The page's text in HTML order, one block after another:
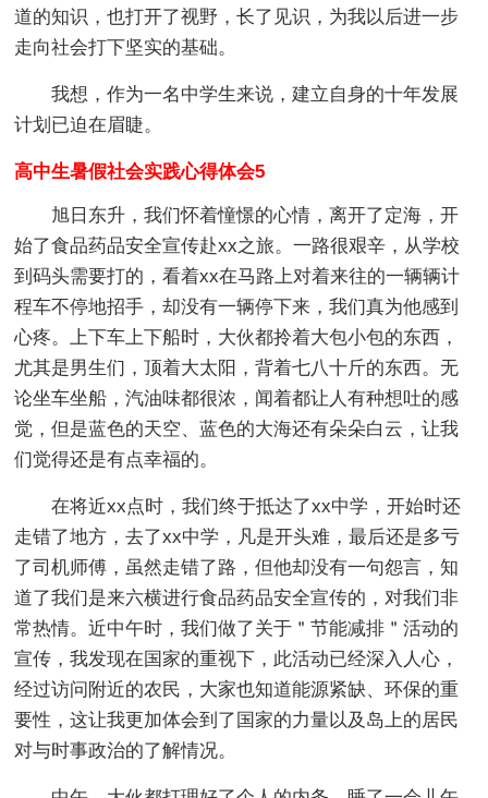
道的知识，也打开了视野，长了见识，为我以后进一步
走向社会打下坚实的基础。
我想，作为一名中学生来说，建立自身的十年发展
计划已迫在眉睫。
高中生暑假社会实践心得体会5
旭日东升，我们怀着憧憬的心情，离开了定海，开
始了食品药品安全宣传赴xx之旅。一路很艰辛，从学校
到码头需要打的，看着xx在马路上对着来往的一辆辆计
程车不停地招手，却没有一辆停下来，我们真为他感到
心疼。上下车上下船时，大伙都拎着大包小包的东西，
尤其是男生们，顶着大太阳，背着七八十斤的东西。无
论坐车坐船，汽油味都很浓，闻着都让人有种想吐的感
觉，但是蓝色的天空、蓝色的大海还有朵朵白云，让我
们觉得还是有点幸福的。
在将近xx点时，我们终于抵达了xx中学，开始时还
走错了地方，去了xx中学，凡是开头难，最后还是多亏
了司机师傅，虽然走错了路，但他却没有一句怨言，知
道了我们是来六横进行食品药品安全宣传的，对我们非
常热情。近中午时，我们做了关于＂节能减排＂活动的
宣传，我发现在国家的重视下，此活动已经深入人心，
经过访问附近的农民，大家也知道能源紧缺、环保的重
要性，这让我更加体会到了国家的力量以及岛上的居民
对与时事政治的了解情况。